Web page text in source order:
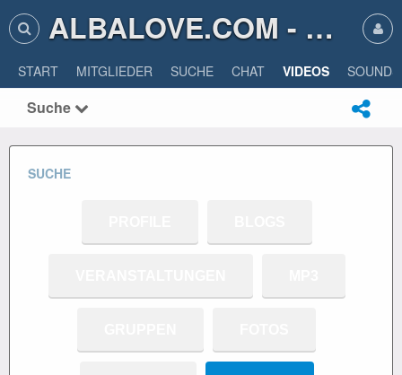
ALBALOVE.COM - ALBA LOVE
START MITGLIEDER SUCHE CHAT VIDEOS SOUNDS
Suche
SUCHE